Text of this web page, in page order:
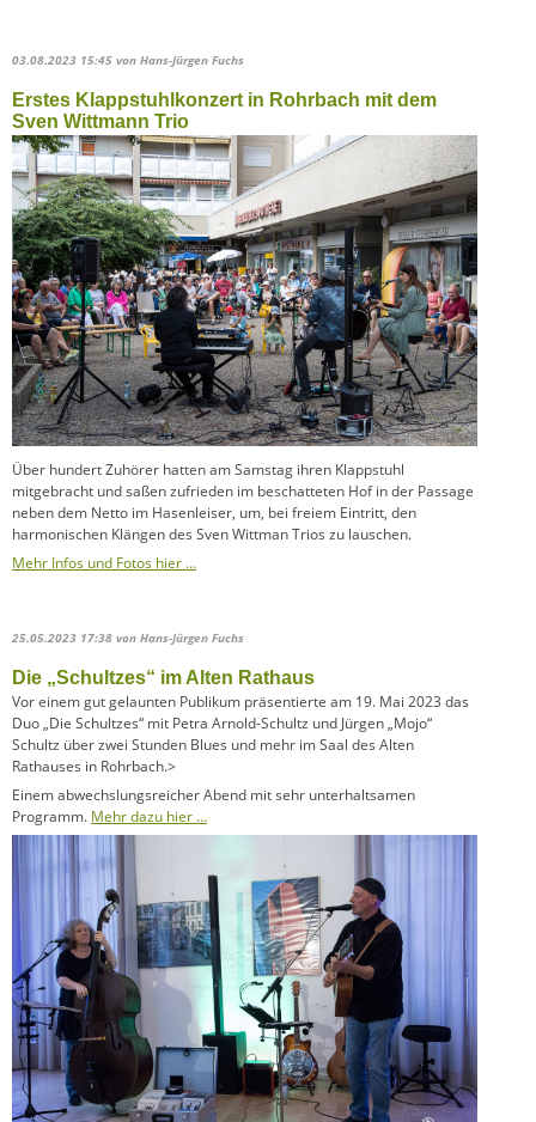
03.08.2023 15:45 von Hans-Jürgen Fuchs
Erstes Klappstuhlkonzert in Rohrbach mit dem
Sven Wittmann Trio
Über hundert Zuhörer hatten am Samstag ihren Klappstuhl
mitgebracht und saßen zufrieden im beschatteten Hof in der Passage
neben dem Netto im Hasenleiser, um, bei freiem Eintritt, den
harmonischen Klängen des Sven Wittman Trios zu lauschen.
Mehr Infos und Fotos hier …
25.05.2023 17:38 von Hans-Jürgen Fuchs
Die „Schultzes“ im Alten Rathaus
Vor einem gut gelaunten Publikum präsentierte am 19. Mai 2023 das
Duo „Die Schultzes“ mit Petra Arnold-Schultz und Jürgen „Mojo“
Schultz über zwei Stunden Blues und mehr im Saal des Alten
Rathauses in Rohrbach.>
Einem abwechslungsreicher Abend mit sehr unterhaltsamen
Programm. Mehr dazu hier …